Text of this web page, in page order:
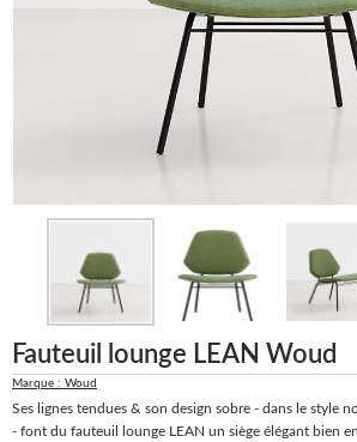
Fauteuil lounge LEAN Woud
Marque : Woud
Ses lignes tendues & son design sobre - dans le style
- font du fauteuil lounge LEAN un siège élégant bien